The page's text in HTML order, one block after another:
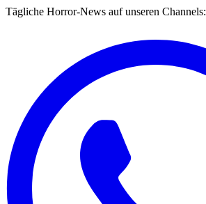
Tägliche Horror-News auf unseren Channels: